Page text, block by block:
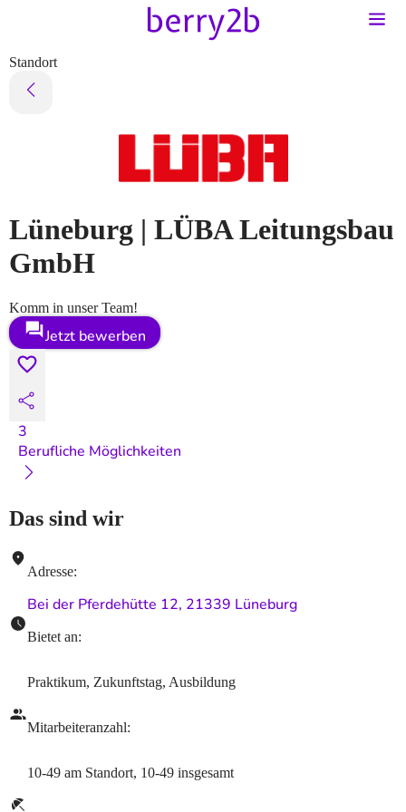
Standort
Lüneburg | LÜBA Leitungsbau
GmbH
Komm in unser Team!
Jetzt bewerben
3
Berufliche Möglichkeiten
Das sind wir
Adresse:
Bei der Pferdehütte 12, 21339 Lüneburg
Bietet an:
Praktikum, Zukunftstag, Ausbildung
Mitarbeiteranzahl:
10-49 am Standort, 10-49 insgesamt